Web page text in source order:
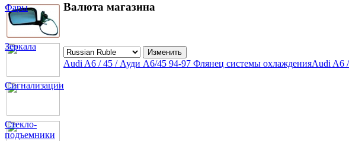
Фары
Зеркала
Сигнализации
Стекло-
подъемники
Валюта магазина
Audi A6 / 45 / Ауди А6/45 94-97 Флянец системы охлажденияAudi A6